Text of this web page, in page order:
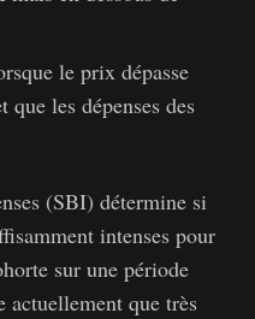
le prix dépasse
les dépenses des
(SBI) détermine si
intenses pour
sur une période
que très